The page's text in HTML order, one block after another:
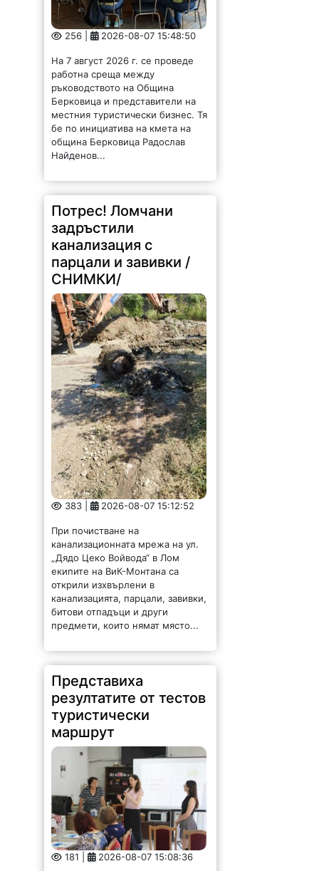
256 | 2026-08-07 15:48:50
На 7 август 2026 г. се проведе
работна среща между
ръководството на Община
Берковица и представители на
местния туристически бизнес. Тя
бе по инициатива на кмета на
община Берковица Радослав
Найденов...
Потрес! Ломчани
задръстили
канализация с
парцали и завивки /
СНИМКИ/
383 | 2026-08-07 15:12:52
При почистване на
канализационната мрежа на ул.
„Дядо Цеко Войвода“ в Лом
екипите на ВиК-Монтана са
открили изхвърлени в
канализацията, парцали, завивки,
битови отпадъци и други
предмети, които нямат място...
Представиха
резултатите от тестов
туристически
маршрут
181 | 2026-08-07 15:08:36